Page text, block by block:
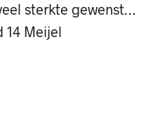
sterkte gewenst…
14 Meijel